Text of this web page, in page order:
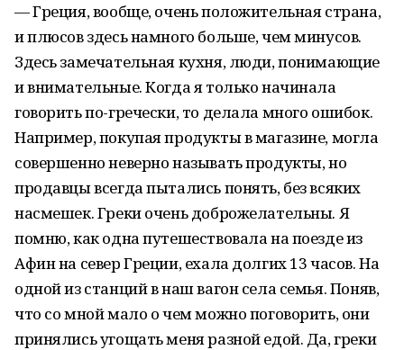
— Греция, вообще, очень положительная страна,
и плюсов здесь намного больше, чем минусов.
Здесь замечательная кухня, люди, понимающие
и внимательные. Когда я только начинала
говорить по-гречески, то делала много ошибок.
Например, покупая продукты в магазине, могла
совершенно неверно называть продукты, но
продавцы всегда пытались понять, без всяких
насмешек. Греки очень доброжелательны. Я
помню, как одна путешествовала на поезде из
Афин на север Греции, ехала долгих 13 часов. На
одной из станций в наш вагон села семья. Поняв,
что со мной мало о чем можно поговорить, они
принялись угощать меня разной едой. Да, греки